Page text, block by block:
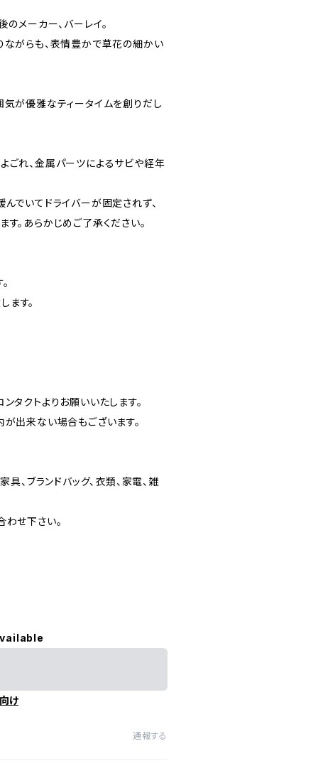
メーカー、バーレイ。
ながらも、表情豊かで草花の細かい
が優雅なティータイムを創りだし
ごれ、金属パーツによるサビや経年
でいてドライバーが固定されず、
。あらかじめご了承ください。
ます。
タクトよりお願いいたします。
出来ない場合もございます。
、ブランドバッグ、衣類、家電、雑
せ下さい。
け
通報する